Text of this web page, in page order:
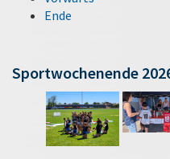
Ende
Sportwochenende